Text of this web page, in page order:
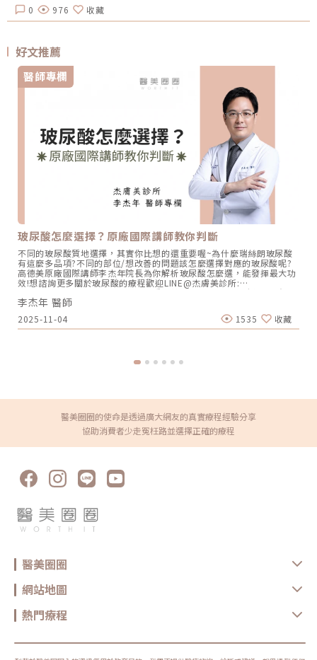
0
976 收藏
好文推薦
醫師專欄
玻尿酸怎麼選擇？原廠國際講師教你判斷
不同的玻尿酸質地選擇，其實你比想的還重要喔~為什麼瑞絲朗玻尿酸
有這麼多品項?不同的部位/想改善的問題該怎麼選擇對應的玻尿酸呢?
高德美原廠國際講師李杰年院長為你解析玻尿酸怎麼選，能發揮最大功
效!想諮詢更多關於玻尿酸的療程歡迎LINE@杰膚美診所:
https://page.line.me/xhc2941b重點摘要：00:11 玻尿酸作用介紹
00:47 玻尿酸分為三大類型02:09 迷思一、玻尿酸打哪裡都可以？
02:36 迷思二、打完下巴蘋果肌看起來怪怪的？03:30 迷思三、臉部鬆
弛只能做拉皮嗎？05:00 總結LINE官方帳號一對一咨詢👉
https://reurl.cc/x3EQZN歡迎訂閱我的頻道👉
李杰年醫師FB👉https://reurl.cc/Mzk0nm杰膚美診所地址：104台北
李杰年 醫師
2025-11-04 1535 收藏
醫美圈圈的使命是透過廣大網友的真實療程經驗分享
協助消費者少走冤枉路並選擇正確的療程
醫美圈圈
網站地圖
熱門療程